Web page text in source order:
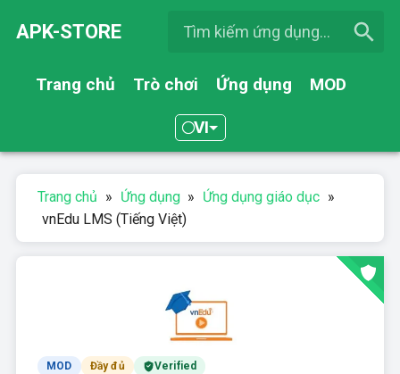
APK-STORE
Trang chủ Trò chơi Ứng dụng MOD
VI
Trang chủ » Ứng dụng » Ứng dụng giáo dục »
vnEdu LMS (Tiếng Việt)
MOD Đầy đủ Verified